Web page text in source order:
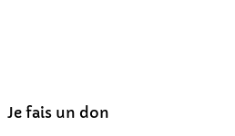
Je fais un don